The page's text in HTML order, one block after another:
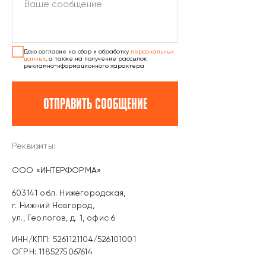
Реквизиты:
OOO «ИНТЕРФОРМА»
603141 обл. Нижегородская,
г. Нижний Новгород,
ул., Геологов, д. 1, офис 6
ИНН/КПП: 5261121104/526101001
ОГРН: 1185275067614
Даю согласие на сбор и обработку персональных
данных, а также на получение рассылок
рекламно-иформационного характера
ОТПРАВИТЬ СООБЩЕНИЕ